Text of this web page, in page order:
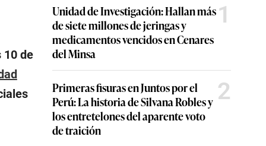
10 de
Unidad de Investigación: Hallan más
de siete millones de jeringas y
medicamentos vencidos en Cenares
del Minsa
1
Primeras fisuras en Juntos por el
Perú: La historia de Silvana Robles y
los entretelones del aparente voto
de traición
2